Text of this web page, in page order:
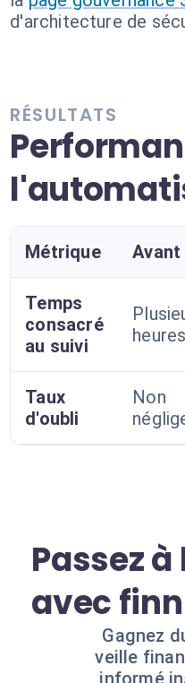
d'architecture de
RÉSULTATS
Métrique Avant
Temps
consacré
au suivi
Taux
d'oubli
Non
Passez
avec
Gagnez
veille
informé